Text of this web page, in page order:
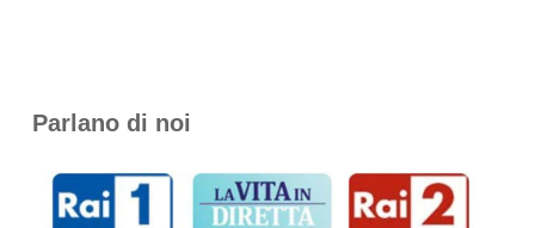
Parlano di noi